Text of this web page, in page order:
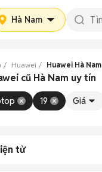
Hà Nam
Huawei Huawei Hà Nam
cũ Hà Nam uy tín
19 Giá
tử